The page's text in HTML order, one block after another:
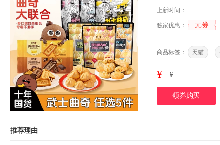
上新时间：
独家优惠： 元券
商品标签： 天猫
¥ ¥
领券购买
推荐理由